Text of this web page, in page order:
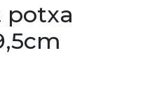
potxa